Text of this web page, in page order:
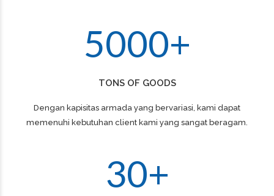
5000+
TONS OF GOODS
Dengan kapisitas armada yang bervariasi, kami dapat
memenuhi kebutuhan client kami yang sangat beragam.
0
1
2
3
6
7
8
9
0+